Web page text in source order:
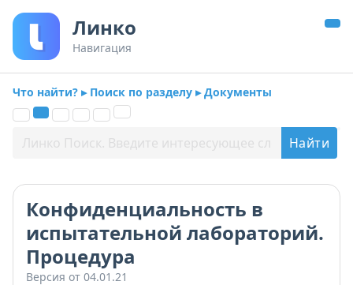
Линко
Навигация
Что найти? ▸ Поиск по разделу ▸ Документы
Конфиденциальность в
испытательной лабораторий.
Процедура
Версия от 04.01.21